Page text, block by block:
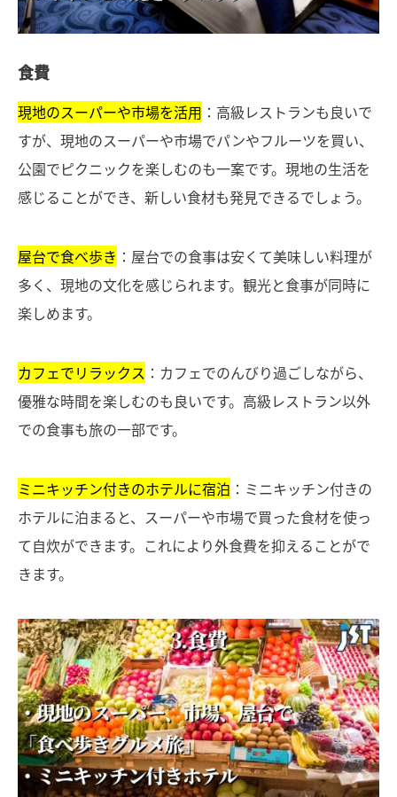
食費
現地のスーパーや市場を活用 ：高級レストランも良いで
すが、現地のスーパーや市場でパンやフルーツを買い、
公園でピクニックを楽しむのも一案です。現地の生活を
感じることができ、新しい食材も発見できるでしょう。
屋台で食べ歩き ：屋台での食事は安くて美味しい料理が
多く、現地の文化を感じられます。観光と食事が同時に
楽しめます。
カフェでリラックス ：カフェでのんびり過ごしながら、
優雅な時間を楽しむのも良いです。高級レストラン以外
での食事も旅の一部です。
ミニキッチン付きのホテルに宿泊 ：ミニキッチン付きの
ホテルに泊まると、スーパーや市場で買った食材を使っ
て自炊ができます。これにより外食費を抑えることがで
きます。